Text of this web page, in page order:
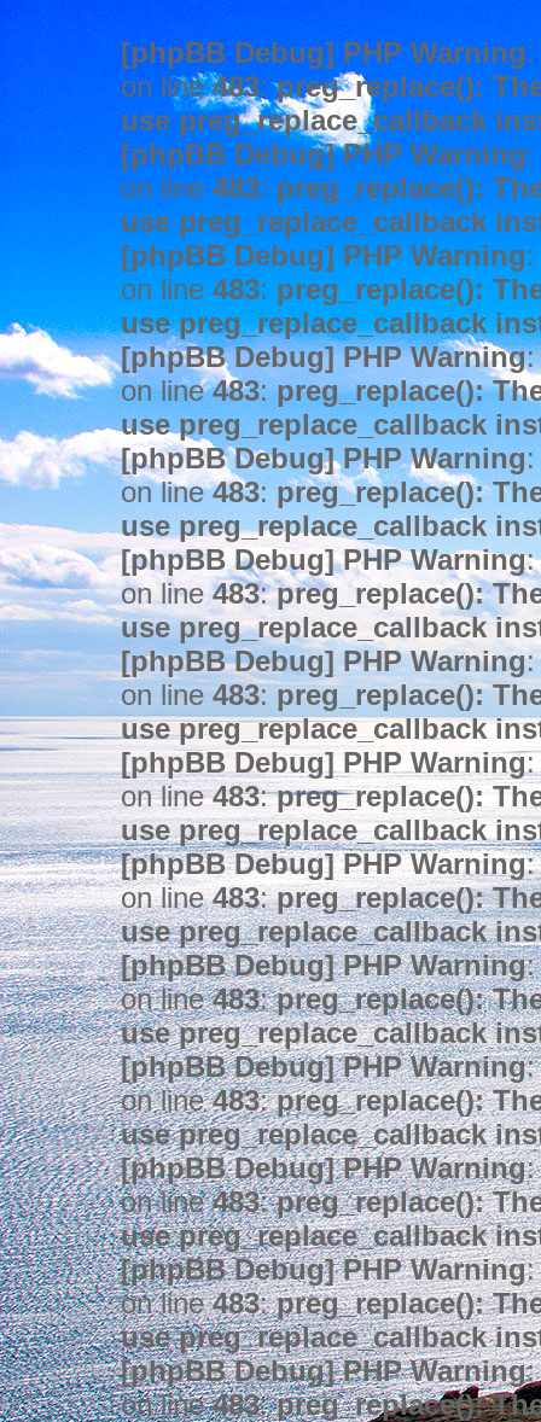
[phpBB Debug] PHP Warning
on line483:preg_replace():
use preg_replace_callback
[phpBB Debug] PHP Warning
on line 483: preg_replace():
use preg_replace_callback
[phpBB Debug] PHP Warning
on line 483: preg_replace():
use preg_replace_callback
[phpBB Debug] PHP Warning:
on line483:preg_replace():
use preg_replace_callback
[phpBB Debug] PHP Warning
on line483: preg_replace():
use preg_replace_callback
[phpBB Debug] PHP Warning:
on line483:preg_replace():
use preg_replace_callback
[phpBB Debug] PHP Warning:
on line 483:preg_replace():
use preg_replace_callback
[phpBB Debug] PHP Warning:
on line483:preg_replace():
use preg_replace_callback
[phpBB Debug] PHP Warning:
on line483:preg_replace():
use preg_replace_callback
[phpBB Debug] PHP Warning:
on line483:preg_replace():
use preg_replace_callback
[phpBB Debug] PHP Warning:
on line483:preg_replace():
use preg_replace_callback
[phpBB Debug] PHP Warning:
on line483:preg_replace():
use preg_replace_callback
[phpBB Debug] PHP Warning:
on line483:preg_replace():
use preg_replace_callback
[phpBB Debug] PHP Warning:
on line483:preg_replace():